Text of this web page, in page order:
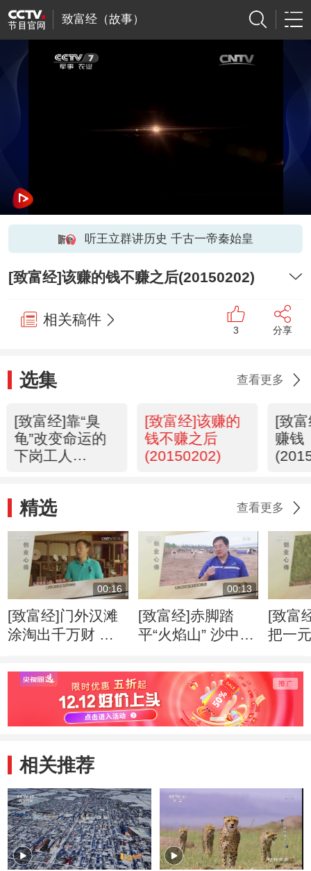
致富经（故事）
听王立群讲历史 千古一帝秦始皇
[致富经]该赚的钱不赚之后(20150202)
相关稿件
3 分享
选集 查看更多
[致富经]靠“臭
龟”改变命运的
下岗工人
[致富经]该赚的
钱不赚之后
(20150202)
[致
赚钱
精选 查看更多
00:16
[致富经]门外汉滩
涂淘出千万财 创
00:13
[致富经]赤脚踏
平“火焰山” 沙中掘
得
[致富
把一
相关推荐